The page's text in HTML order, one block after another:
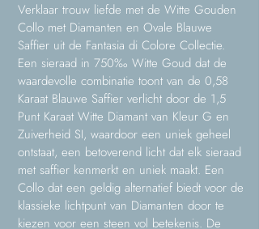
Verklaar trouw liefde met de Witte Gouden
Collo met Diamanten en Ovale Blauwe
Saffier uit de Fantasia di Colore Collectie.
Een sieraad in 750‰ Witte Goud dat de
waardevolle combinatie toont van de 0,58
Karaat Blauwe Saffier verlicht door de 1,5
Punt Karaat Witte Diamant van Kleur G en
Zuiverheid SI, waardoor een uniek geheel
ontstaat, een betoverend licht dat elk sieraad
met saffier kenmerkt en uniek maakt. Een
Collo dat een geldig alternatief biedt voor de
klassieke lichtpunt van Diamanten door te
kiezen voor een steen vol betekenis. De